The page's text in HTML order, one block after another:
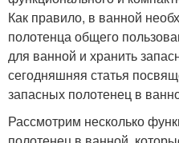
Как правило, в ванной
полотенца общего
для ванной и хранить
сегодняшняя статья
запасных полотенец в
Рассмотрим несколько